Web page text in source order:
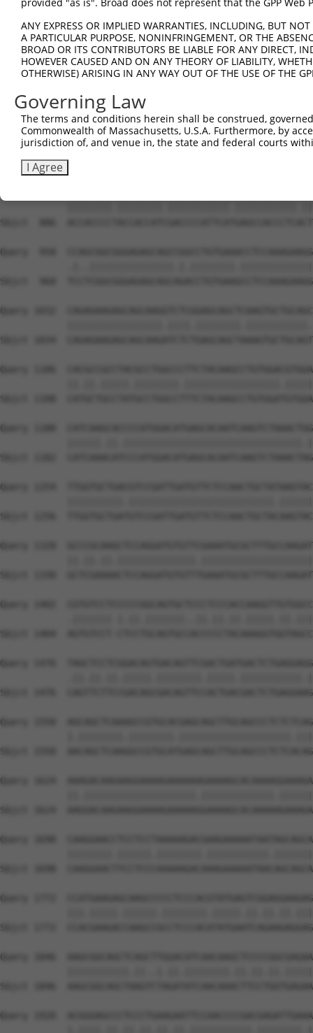
ANY EXPRESS OR IMPLIED WARRANTIES, INCLUDING, BUT
A PARTICULAR PURPOSE, NONINFRINGEMENT, OR THE
BROAD OR ITS CONTRIBUTORS BE LIABLE FOR ANY DIRECT,
HOWEVER CAUSED AND ON ANY THEORY OF LIABILITY,
OTHERWISE) ARISING IN ANY WAY OUT OF THE USE OF THE
Governing Law
The terms and conditions herein shall be construed,
Commonwealth of Massachusetts, U.S.A. Furthermore, by
jurisdiction of, and venue in, the state and federal courts
I Agree